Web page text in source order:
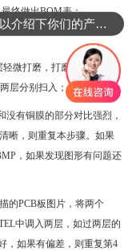
终做出BOM表；
微打磨，打磨到铜膜发
层分别扫入；
有铜膜的部分对比强烈，
晰，则重复本步骤。如果
，如果发现图形有问题还
的PCB板图片，将两个
中调入两层，如过两层的
，如果有偏差，则重复第4
你们是怎么收费的呢